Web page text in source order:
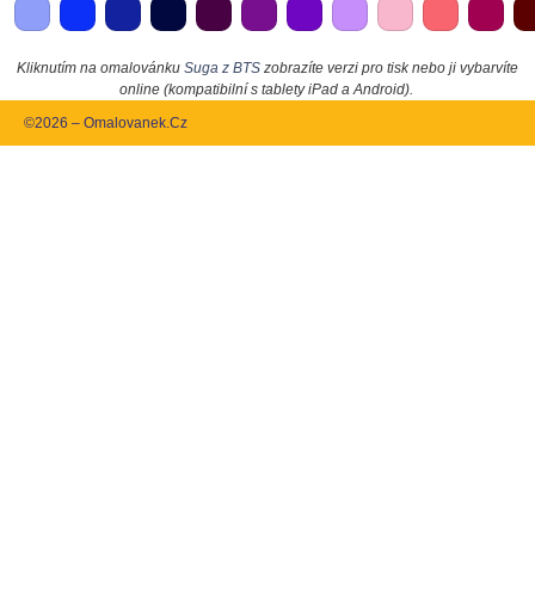
Kliknutím na omalovánku Suga z BTS zobrazíte verzi pro tisk nebo ji vybarvíte
online (kompatibilní s tablety iPad a Android).
©2026 – Omalovanek.Cz